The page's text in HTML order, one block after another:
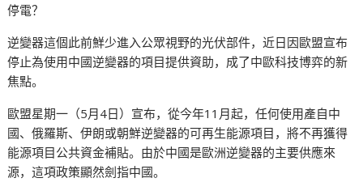
停電？
逆變器這個此前鮮少進入公眾視野的光伏部件，近日因歐盟宣布
停止為使用中國逆變器的項目提供資助，成了中歐科技博弈的新
焦點。
歐盟星期一（5月4日）宣布，從今年11月起，任何使用產自中
國、俄羅斯、伊朗或朝鮮逆變器的可再生能源項目，將不再獲得
能源項目公共資金補貼。由於中國是歐洲逆變器的主要供應來
源，這項政策顯然劍指中國。